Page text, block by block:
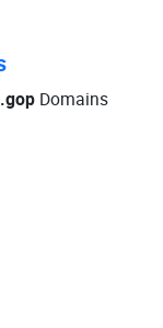
.gopDomains